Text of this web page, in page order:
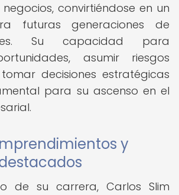
convirtiéndose en un
futuras generaciones de
Su capacidad para
asumir riesgos
decisiones estratégicas
para su ascenso en el
y
de su carrera, Carlos Slim